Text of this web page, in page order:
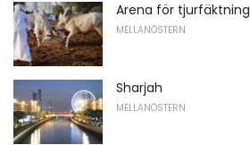
Arena för tjurfäktning
MELLANÖSTERN
Sharjah
MELLANÖSTERN